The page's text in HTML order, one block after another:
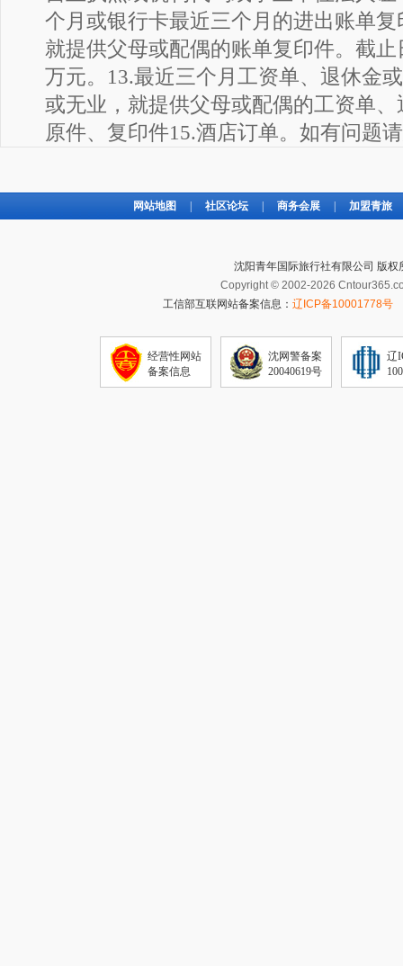
个月或银行卡最近三个月的进出账单
就提供父母或配偶的账单复印件。截
万元。13.最近三个月工资单、退休金
或无业，就提供父母或配偶的工资单
原件、复印件15.酒店订单。如有问题
网站地图 社区论坛 商务会展 加盟青旅
沈阳青年国际旅行社有限公司 版权
Copyright © 2002-2026
工信部互联网站备案信息： 辽ICP备10001778号
经营性网站
备案信息
沈网警备案
20040619号
辽